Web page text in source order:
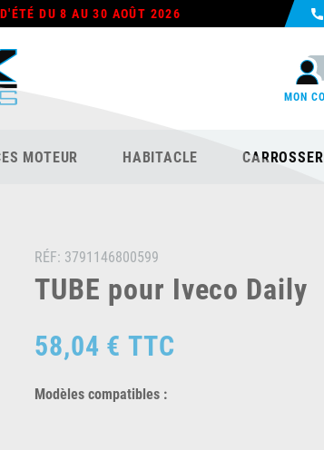
DU 8 AU 30 AOÛT 2026
MON
MOTEUR HABITACLE
RÉF: 3791146800599
TUBE pour Iveco Daily
58,04 € TTC
Modèles compatibles :